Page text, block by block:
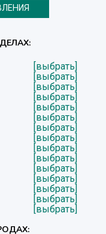
[выбрать]
[выбрать]
[выбрать]
[выбрать]
[выбрать]
[выбрать]
[выбрать]
[выбрать]
[выбрать]
[выбрать]
[выбрать]
[выбрать]
[выбрать]
[выбрать]
[выбрать]